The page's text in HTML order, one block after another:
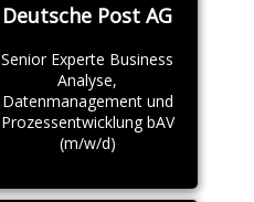
Deutsche Post AG
Senior Experte Business
Analyse,
Datenmanagement und
Prozessentwicklung bAV
(m/w/d)